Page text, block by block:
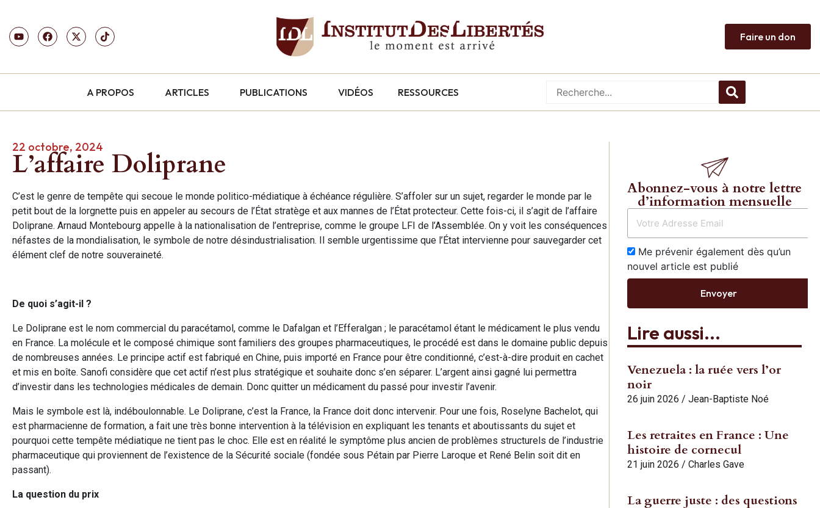
Faire un don
A PROPOS ARTICLES PUBLICATIONS VIDÉOS RESSOURCES
22 octobre, 2024
L’affaire Doliprane
C’est le genre de tempête qui secoue le monde politico-médiatique à échéance régulière. S’affoler sur un sujet, regarder le monde par le
petit bout de la lorgnette puis en appeler au secours de l’État stratège et aux mannes de l’État protecteur. Cette fois-ci, il s’agit de l’affaire
Doliprane. Arnaud Montebourg appelle à la nationalisation de l’entreprise, comme le groupe LFI de l’Assemblée. On y voit les conséquences
néfastes de la mondialisation, le symbole de notre désindustrialisation. Il semble urgentissime que l’État intervienne pour sauvegarder cet
élément clef de notre souveraineté.
De quoi s’agit-il ?
Le Doliprane est le nom commercial du paracétamol, comme le Dafalgan et l’Efferalgan ; le paracétamol étant le médicament le plus vendu
en France. La molécule et le composé chimique sont familiers des groupes pharmaceutiques, le procédé est dans le domaine public depuis
de nombreuses années. Le principe actif est fabriqué en Chine, puis importé en France pour être conditionné, c’est-à-dire produit en cachet
et mis en boîte. Sanofi considère que cet actif n’est plus stratégique et souhaite donc s’en séparer. L’argent ainsi gagné lui permettra
d’investir dans les technologies médicales de demain. Donc quitter un médicament du passé pour investir l’avenir.
Mais le symbole est là, indéboulonnable. Le Doliprane, c’est la France, la France doit donc intervenir. Pour une fois, Roselyne Bachelot, qui
est pharmacienne de formation, a fait une très bonne intervention à la télévision en expliquant les tenants et aboutissants du sujet et
pourquoi cette tempête médiatique ne tient pas le choc. Elle est en réalité le symptôme plus ancien de problèmes structurels de l’industrie
pharmaceutique qui proviennent de l’existence de la Sécurité sociale (fondée sous Pétain par Pierre Laroque et René Belin soit dit en
passant).
La question du prix
Abonnez-vous à notre lettre
d’information mensuelle
Me prévenir également dès qu’un
nouvel article est publié
Envoyer
Lire aussi...
Venezuela : la ruée vers l’or
noir
26 juin 2026 / Jean-Baptiste Noé
Les retraites en France : Une
histoire de cornecul
21 juin 2026 / Charles Gave
La guerre juste : des questions